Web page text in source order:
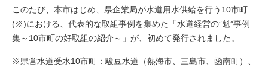
このたび、本市はじめ、県企業局が水道用水供給を行う10市町
(※)における、代表的な取組事例を集めた「水道経営の”魁”事例
集～10市町の好取組の紹介～」が、初めて発行されました。
※県営水道受水10市町：駿豆水道（熱海市、三島市、函南町）、